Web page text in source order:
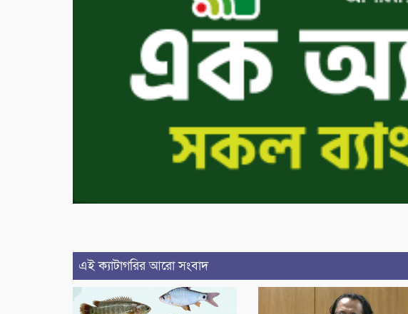
এই ক্যাটাগরির আরো সংবাদ